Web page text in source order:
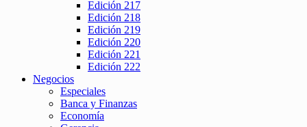
Edición 217
Edición 218
Edición 219
Edición 220
Edición 221
Edición 222
Negocios
Especiales
Banca y Finanzas
Economía